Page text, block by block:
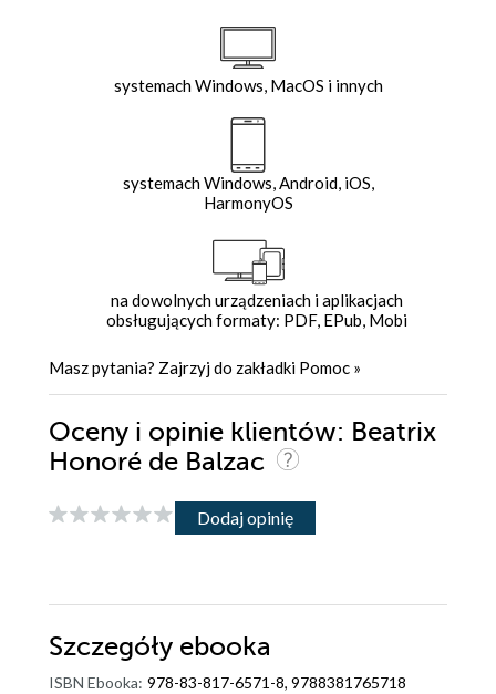
systemach Windows, MacOS i innych
systemach Windows, Android, iOS,
HarmonyOS
na dowolnych urządzeniach i aplikacjach
obsługujących formaty: PDF, EPub, Mobi
Masz pytania? Zajrzyj do zakładki Pomoc »
Oceny i opinie klientów: Beatrix
Honoré de Balzac
Dodaj opinię
Szczegóły ebooka
ISBN Ebooka: 978-83-817-6571-8, 9788381765718